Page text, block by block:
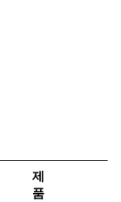
제
품